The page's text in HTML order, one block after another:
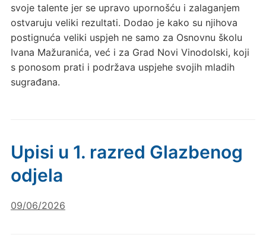
svoje talente jer se upravo upornošću i zalaganjem
ostvaruju veliki rezultati. Dodao je kako su njihova
postignuća veliki uspjeh ne samo za Osnovnu školu
Ivana Mažuranića, već i za Grad Novi Vinodolski, koji
s ponosom prati i podržava uspjehe svojih mladih
sugrađana.
Upisi u 1. razred Glazbenog
odjela
09/06/2026